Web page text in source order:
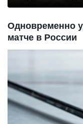
Одновременно
матче в России